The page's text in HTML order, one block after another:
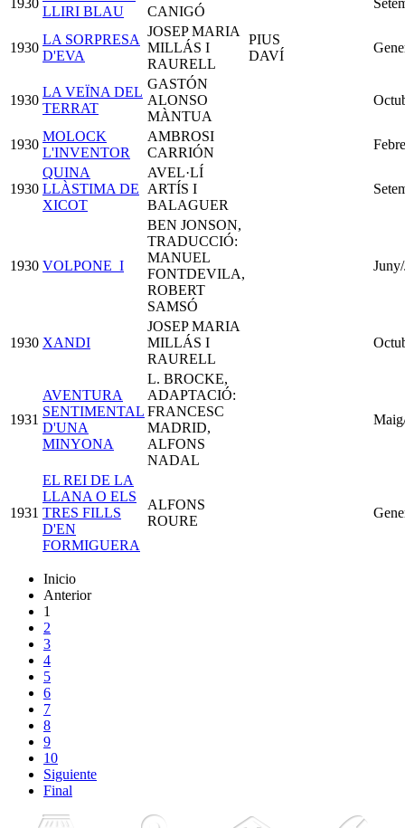
LLIRI BLAU
CANIGÓ
1930
LA SORPRESA
D'EVA
JOSEP MARIA
MILLÁS I
RAURELL
PIUS
DAVÍ
1930
LA VEÏNA DEL
TERRAT
GASTÓN
ALONSO
MÀNTUA
1930
MOLOCK
L'INVENTOR
AMBROSI
CARRIÓN
1930
QUINA
LLÀSTIMA DE
XICOT
AVEL·LÍ
ARTÍS I
BALAGUER
1930 VOLPONE_I
BEN JONSON,
TRADUCCIÓ:
MANUEL
FONTDEVILA,
ROBERT
SAMSÓ
1930 XANDI
JOSEP MARIA
MILLÁS I
RAURELL
1931
AVENTURA
SENTIMENTAL
D'UNA
MINYONA
L. BROCKE,
ADAPTACIÓ:
FRANCESC
MADRID,
ALFONS
NADAL
1931
EL REI DE LA
LLANA O ELS
TRES FILLS
D'EN
FORMIGUERA
ALFONS
ROURE
Inicio
Anterior
1
2
3
4
5
6
7
8
9
10
Siguiente
Final